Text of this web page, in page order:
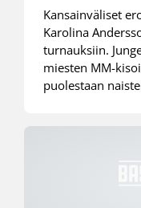
Kansainväliset
Karolina
turnauksiin.
miesten MM-
puolestaan